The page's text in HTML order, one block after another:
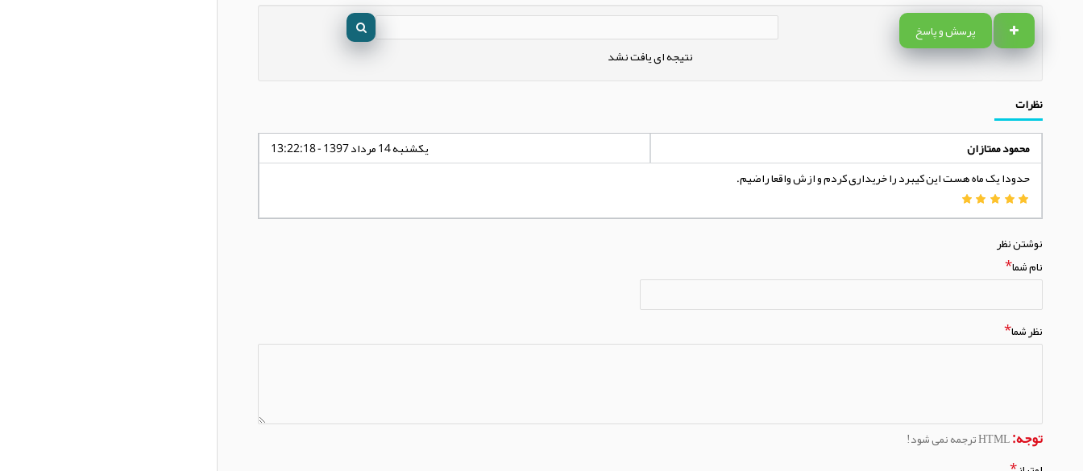
پرسش و پاسخ
نتیجه ای یافت نشد
نظرات
محمود ممتازان
یکشنبه 14 مرداد 1397 - 13:22:18
حدودا یک ماه هست این کیبرد را خریداری کردم و ازش واقعا راضیم.
نوشتن نظر
نام شما
نظر شما
توجه: